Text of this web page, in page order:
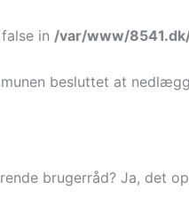
in /var/www/
besluttet at
brugerråd? Ja, det